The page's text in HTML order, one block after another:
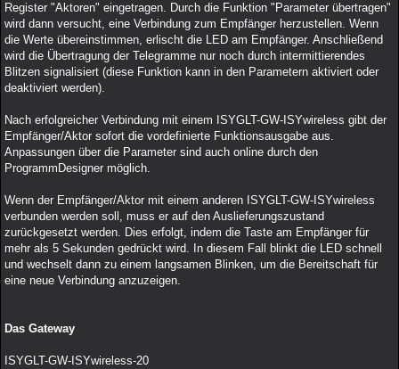
Register "Aktoren" eingetragen. Durch die Funktion "Parameter übertragen"
wird dann versucht, eine Verbindung zum Empfänger herzustellen. Wenn
die Werte übereinstimmen, erlischt die LED am Empfänger. Anschließend
wird die Übertragung der Telegramme nur noch durch intermittierendes
Blitzen signalisiert (diese Funktion kann in den Parametern aktiviert oder
deaktiviert werden).
Nach erfolgreicher Verbindung mit einem ISYGLT-GW-ISYwireless gibt der
Empfänger/Aktor sofort die vordefinierte Funktionsausgabe aus.
Anpassungen über die Parameter sind auch online durch den
ProgrammDesigner möglich.
Wenn der Empfänger/Aktor mit einem anderen ISYGLT-GW-ISYwireless
verbunden werden soll, muss er auf den Auslieferungszustand
zurückgesetzt werden. Dies erfolgt, indem die Taste am Empfänger für
mehr als 5 Sekunden gedrückt wird. In diesem Fall blinkt die LED schnell
und wechselt dann zu einem langsamen Blinken, um die Bereitschaft für
eine neue Verbindung anzuzeigen.
Das Gateway
ISYGLT-GW-ISYwireless-20